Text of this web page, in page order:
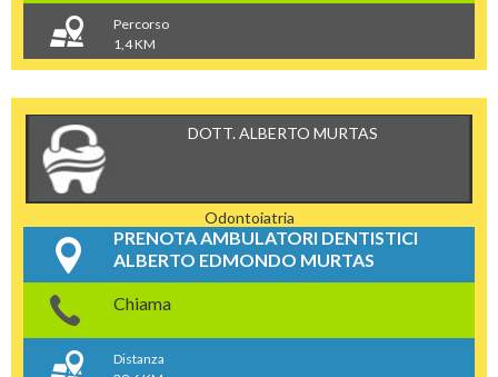
Percorso
1,4 KM
DOTT. ALBERTO MURTAS
Odontoiatria
PRENOTA AMBULATORI DENTISTICI
ALBERTO EDMONDO MURTAS
Chiama
Distanza